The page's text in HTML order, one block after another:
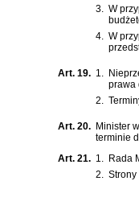
3. W
4. W
Art. 19. 1.
prawa
2.
Art. 20. Minister
terminie
Art. 21. 1. Rada
2.